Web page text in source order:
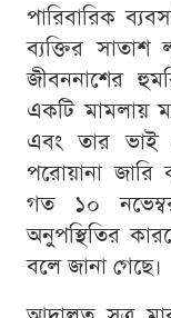
পারিবারিক
ব্যক্তির সাতাশ
জীবননাশের
একটি মামলায়
এবং তার ভাই
পরোয়ানা
গত ১০
অনুপস্থিতির
বলে জানা গেছে।